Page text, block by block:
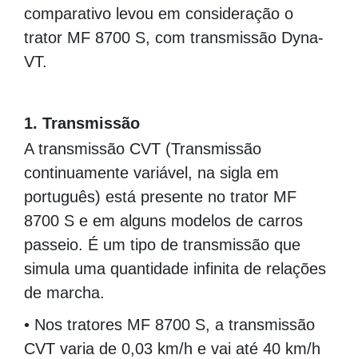
comparativo levou em consideração o
trator MF 8700 S, com transmissão Dyna-
VT.
1. Transmissão
A transmissão CVT (Transmissão
continuamente variável, na sigla em
português) está presente no trator MF
8700 S e em alguns modelos de carros
passeio. É um tipo de transmissão que
simula uma quantidade infinita de relações
de marcha.
• Nos tratores MF 8700 S, a transmissão
CVT varia de 0,03 km/h e vai até 40 km/h